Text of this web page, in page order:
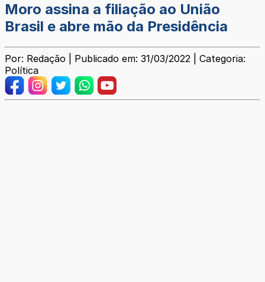
Moro assina a filiação ao União
Brasil e abre mão da Presidência
Por: Redação | Publicado em: 31/03/2022 | Categoria:
Política